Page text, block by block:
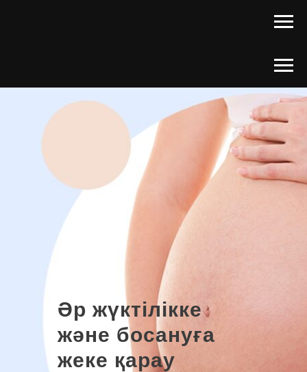
Әр жүктілікке
және босануға
жеке қарау